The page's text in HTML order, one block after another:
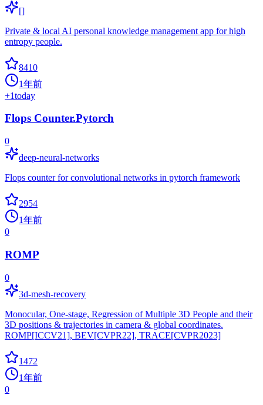
[]
Private & local AI personal knowledge management app for high
entropy people.
8410
1年前
+1today
Flops Counter.Pytorch
0
deep-neural-networks
Flops counter for convolutional networks in pytorch framework
2954
1年前
0
ROMP
0
3d-mesh-recovery
Monocular, One-stage, Regression of Multiple 3D People and their
3D positions & trajectories in camera & global coordinates.
ROMP[ICCV21], BEV[CVPR22], TRACE[CVPR2023]
1472
1年前
0